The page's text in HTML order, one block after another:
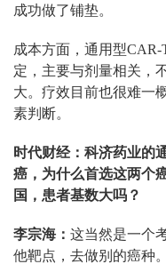
成功做了铺垫。
成本方面，通用型
定，主要与剂量相关，
大。疗效目前也很难一
素判断。
时代财经：科济药业的
癌，为什么首选这两个
国，患者基数大吗？
李宗海： 这当然是一个
他靶点，去做别的癌种